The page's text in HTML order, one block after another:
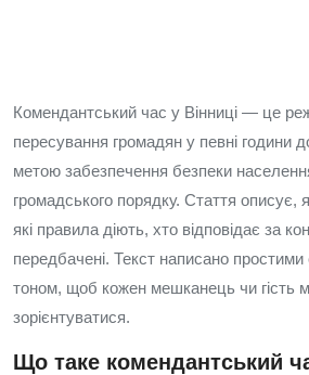
Комендантський час у Вінниці — це
пересування громадян у певні години
метою забезпечення безпеки
громадського порядку. Стаття
які правила діють, хто відповідає за
передбачені. Текст написано
тоном, щоб кожен мешканець чи гість
зорієнтуватися.
Що таке комендантський